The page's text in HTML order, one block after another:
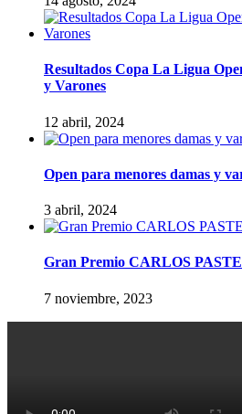
Resultados Copa La Ligua
y Varones
12 abril, 2024
Open para menores damas y
3 abril, 2024
Gran Premio CARLOS
7 noviembre, 2023